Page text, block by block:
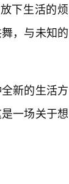
下生活的烦
，与未知的
新的生活方
一场关于想